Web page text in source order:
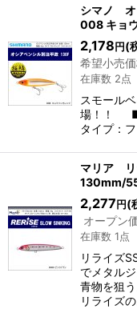
シマノ オ
008 キョ
2,178 円 (
希望小売価
在庫数 2点
スモール
場！！ ■
タイプ：
マリア リ
130mm/
2,277 円 (
オープン
在庫数 1点
リライズ
でメタル
青物を狙
リライズ